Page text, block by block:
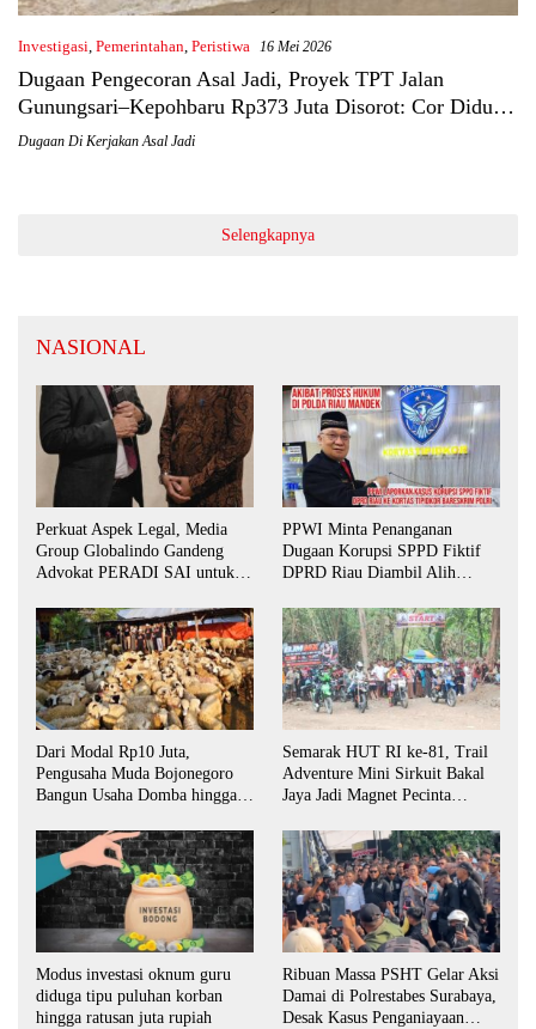
Investigasi, Pemerintahan, Peristiwa 16 Mei 2026
Dugaan Pengecoran Asal Jadi, Proyek TPT Jalan
Gunungsari–Kepohbaru Rp373 Juta Disorot: Cor Diduga
Dicetak di Tengah Genangan, Hasil Kini Mulai Keropos
Dugaan Di Kerjakan Asal Jadi
Selengkapnya
NASIONAL
Perkuat Aspek Legal, Media
Group Globalindo Gandeng
Advokat PERADI SAI untuk
PPWI Minta Penanganan
Dugaan Korupsi SPPD Fiktif
DPRD Riau Diambil Alih
Dari Modal Rp10 Juta,
Pengusaha Muda Bojonegoro
Bangun Usaha Domba hingga
Semarak HUT RI ke-81, Trail
Adventure Mini Sirkuit Bakal
Jaya Jadi Magnet Pecinta
Modus investasi oknum guru
diduga tipu puluhan korban
hingga ratusan juta rupiah
Ribuan Massa PSHT Gelar Aksi
Damai di Polrestabes Surabaya,
Desak Kasus Penganiayaan